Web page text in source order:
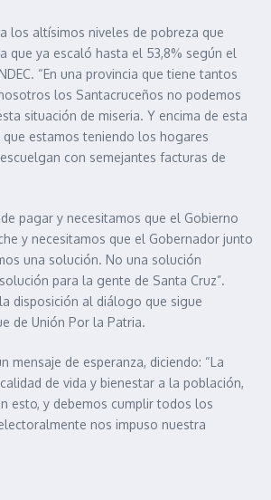
los altísimos niveles de pobreza que
que ya escaló hasta el 53,8% según el
“En una provincia que tiene tantos
los Santacruceños no podemos
situación de miseria. Y encima de esta
que estamos teniendo los hogares
con semejantes facturas de
pagar y necesitamos que el Gobierno
y necesitamos que el Gobernador junto
una solución. No una solución
para la gente de Santa Cruz”.
disposición al diálogo que sigue
de Unión Por la Patria.
mensaje de esperanza, diciendo: “La
de vida y bienestar a la población,
esto, y debemos cumplir todos los
nos impuso nuestra